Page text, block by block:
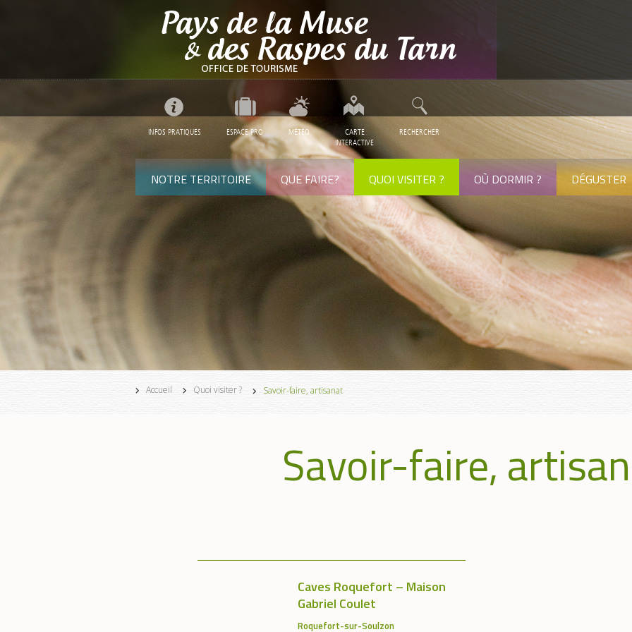
INFOS PRATIQUES ESPACE PRO MÉTÉO
CARTE
INTERACTIVE
RECHERCHER
NOTRE TERRITOIRE QUE FAIRE? QUOI VISITER ? OÙ DORMIR ? DÉGUSTER
Accueil Quoi visiter ? Savoir-faire, artisanat
Savoir-faire,
Caves Roquefort – Maison
Gabriel Coulet
Roquefort-sur-Soulzon